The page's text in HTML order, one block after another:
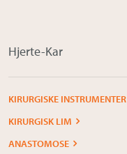
Hjerte-Kar
KIRURGISKE INSTRUMENTER
KIRURGISK LIM
ANASTOMOSE